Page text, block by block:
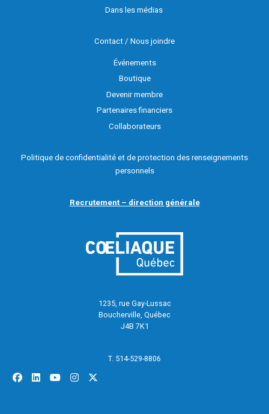
1235, rue Gay-Lussac
Boucherville, Québec
J4B 7K1
T. 514-529-8806
facebook
linkedinyoutubeinstagram
Dans les médias
Contact / Nous joindre
Événements
Boutique
Devenir membre
Partenaires financiers
Collaborateurs
Politique de confidentialité et de protection des renseignements
personnels
Recrutement – direction générale